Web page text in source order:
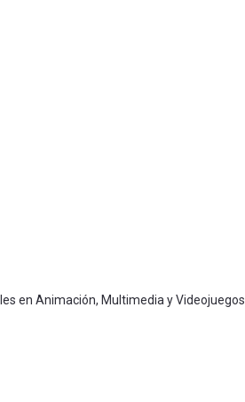
en Animación, Multimedia y Videojuegos.